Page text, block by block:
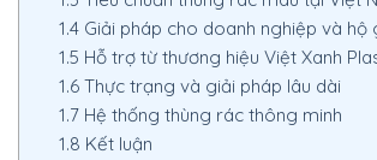
1.4Giải pháp cho doanh nghiệp và hộ
1.5 Hỗ trợ từ thương hiệu Việt Xanh
1.6Thực trạng và giải pháp lâu dài
1.7Hệ thống thùng rác thông minh
1.8 Kết luận